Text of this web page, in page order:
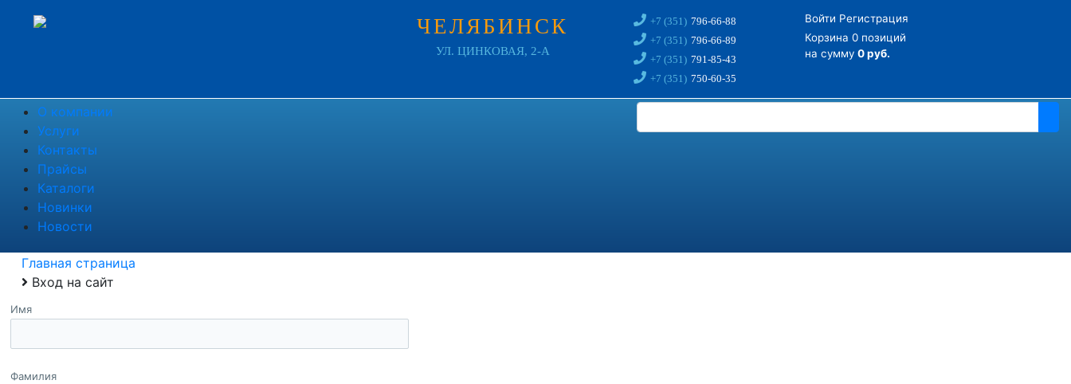
ЧЕЛЯБИНСК
УЛ. ЦИНКОВАЯ, 2-А
+7 (351) 796-66-88
+7 (351) 796-66-89
+7 (351) 791-85-43
+7 (351) 750-60-35
Войти Регистрация
Корзина 0 позиций
на сумму 0 руб.
О компании
Услуги
Контакты
Прайсы
Каталоги
Новинки
Новости
Главная страница
Вход на сайт
Имя
Фамилия